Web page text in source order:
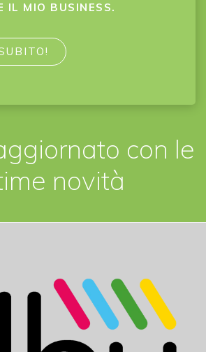
con le
novità
IL MIO BUSINESS.